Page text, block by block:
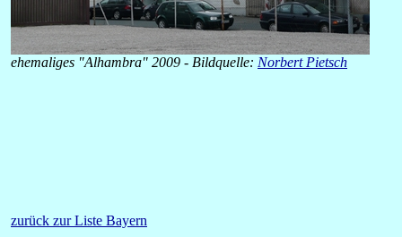
ehemaliges "Alhambra" 2009 - Bildquelle: Norbert Pietsch
zurück zur Liste Bayern